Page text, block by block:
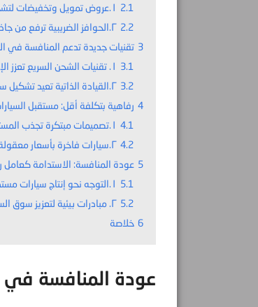
2.1 ١.عروض تمويل وتخفيضات لتشجيع المستهلكين
2.2 ٢.الحوافز الضريبية ترفع من جاذبية السوق
3 تقنيات جديدة تدعم المنافسة في
3.1 ١. تقنيات الشحن السريع تعزز الإغراءات للمستهلكين
3.2 ٢.القيادة الذاتية تعيد تشكيل سوق السيارات وعودة التحدي
4 رفاهية بتكلفة أقل: مستقبل
4.1 ١.تصميمات مبتكرة تجذب المستهلكين وعودة المنافسة
4.2 ٢.سيارات فاخرة بأسعار معقولة لعودة المنافسة
5 عودة المنافسة: الاستدامة كعامل
5.1 ١.التوجه نحو إنتاج سيارات مستدامة واسئناف المنافسة
5.2 ٢. مبادرات بيئية لتعزيز سوق السيارات الكهربائية وعودة المنافسة
6 خلاصة
عودة المنافسة في